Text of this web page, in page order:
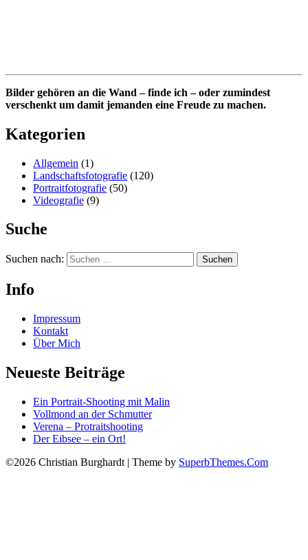
Bilder gehören an die Wand – finde ich – oder zumindest
verschenkt um damit jemanden eine Freude zu machen.
Kategorien
Allgemein (1)
Landschaftsfotografie (120)
Portraitfotografie (50)
Videografie (9)
Suche
Suchen nach:
Info
Impressum
Kontakt
Über Mich
Neueste Beiträge
Ein Portrait-Shooting mit Malin
Vollmond an der Schmutter
Verena – Protraitshooting
Der Eibsee – ein Ort!
©2026 Christian Burghardt | Theme by SuperbThemes.Com